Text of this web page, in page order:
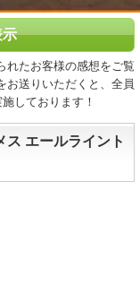
示
れたお客様の感想をご覧
お送りいただくと、全員
しております！
ス エールライント